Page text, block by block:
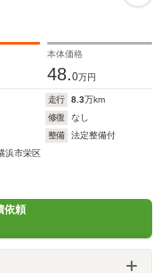
本体価格
48.0万円
走行 8.3万km
修復
なし
整備
法定整備付
浜市栄区
依頼